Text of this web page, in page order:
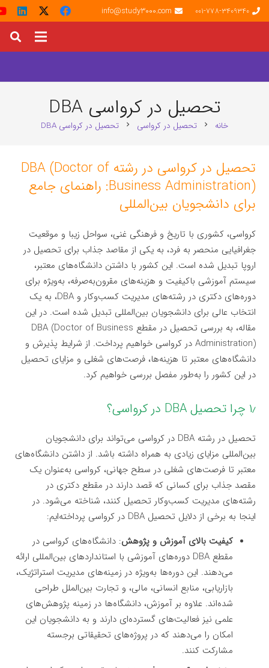
001-778-3409340
info@study3000.com
تحصیل در کرواسی DBA
خانه chevron_right تحصیل در کرواسی chevron_right تحصیل در کرواسی DBA
تحصیل در کرواسی در رشته DBA (Doctor of
Business Administration): راهنمای جامع
برای دانشجویان بین‌المللی
کرواسی، کشوری با تاریخ و فرهنگی غنی، سواحل زیبا و موقعیت
جغرافیایی منحصر به فرد، به یکی از مقاصد جذاب برای تحصیل در
اروپا تبدیل شده است. این کشور با داشتن دانشگاه‌های معتبر،
سیستم آموزشی باکیفیت و هزینه‌های مقرون‌به‌صرفه، به‌ویژه برای
دوره‌های دکتری در رشته‌های مدیریت کسب‌وکار و DBA، به یک
انتخاب عالی برای دانشجویان بین‌المللی تبدیل شده است. در این
مقاله، به بررسی تحصیل در مقطع DBA (Doctor of Business
Administration) در کرواسی خواهیم پرداخت. از شرایط پذیرش و
دانشگاه‌های معتبر تا هزینه‌ها، فرصت‌های شغلی و مزایای تحصیل
در این کشور را به‌طور مفصل بررسی خواهیم کرد.
۱٫ چرا تحصیل DBA در کرواسی؟
تحصیل در رشته DBA در کرواسی می‌تواند برای دانشجویان
بین‌المللی مزایای زیادی به همراه داشته باشد. از داشتن دانشگاه‌های
معتبر تا فرصت‌های شغلی در سطح جهانی، کرواسی به‌عنوان یک
مقصد جذاب برای کسانی که قصد دارند در مقطع دکتری در
رشته‌های مدیریت کسب‌وکار تحصیل کنند، شناخته می‌شود. در
اینجا به برخی از دلایل تحصیل DBA در کرواسی پرداخته‌ایم:
کیفیت بالای آموزش و پژوهش: دانشگاه‌های کرواسی در
مقطع DBA دوره‌های آموزشی با استانداردهای بین‌المللی ارائه
می‌دهند. این دوره‌ها به‌ویژه در زمینه‌های مدیریت استراتژیک،
بازاریابی، منابع انسانی، مالی، و تجارت بین‌الملل طراحی
شده‌اند. علاوه بر آموزش، دانشگاه‌ها در زمینه پژوهش‌های
علمی نیز فعالیت‌های گسترده‌ای دارند و به دانشجویان این
امکان را می‌دهند که در پروژه‌های تحقیقاتی برجسته
مشارکت کنند.